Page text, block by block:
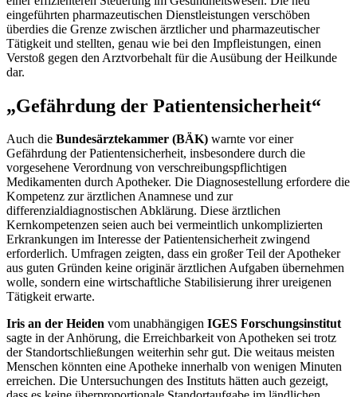
eingeführten pharmazeutischen Dienstleistungen verschöben
überdies die Grenze zwischen ärztlicher und pharmazeutischer
Tätigkeit und stellten, genau wie bei den Impfleistungen, einen
Verstoß gegen den Arztvorbehalt für die Ausübung der Heilkunde
dar.
„Gefährdung der Patientensicherheit“
Auch die Bundesärztekammer (BÄK) warnte vor einer
Gefährdung der Patientensicherheit, insbesondere durch die
vorgesehene Verordnung von verschreibungspflichtigen
Medikamenten durch Apotheker. Die Diagnosestellung erfordere die
Kompetenz zur ärztlichen Anamnese und zur
differenzialdiagnostischen Abklärung. Diese ärztlichen
Kernkompetenzen seien auch bei vermeintlich unkomplizierten
Erkrankungen im Interesse der Patientensicherheit zwingend
erforderlich. Umfragen zeigten, dass ein großer Teil der Apotheker
aus guten Gründen keine originär ärztlichen Aufgaben übernehmen
wolle, sondern eine wirtschaftliche Stabilisierung ihrer ureigenen
Tätigkeit erwarte.
Iris an der Heiden vom unabhängigen IGES Forschungsinstitut
sagte in der Anhörung, die Erreichbarkeit von Apotheken sei trotz
der Standortschließungen weiterhin sehr gut. Die weitaus meisten
Menschen könnten eine Apotheke innerhalb von wenigen Minuten
erreichen. Die Untersuchungen des Instituts hätten auch gezeigt,